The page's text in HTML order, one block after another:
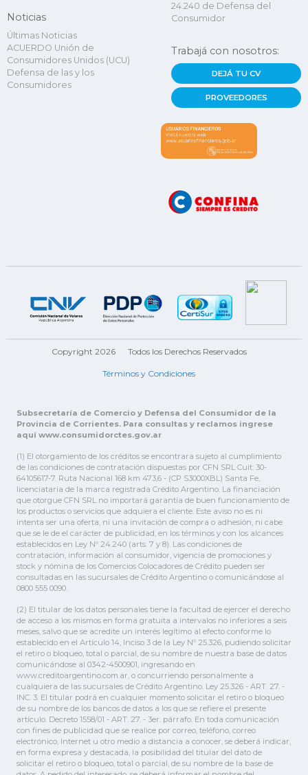
Noticias
Últimas Noticias
ACUERDO Unión de
Consumidores Unidos (UCU)
Defensa de las y los
Consumidores
24.240 de Defensa del
Consumidor
Trabajá con nosotros:
DEJÁ TU CV
PROVEEDORES
Copyright 2026 Todos los Derechos Reservados
Términos y Condiciones
Subsecretaría de Comercio y Defensa del Consumidor de la
Provincia de Corrientes. Para consultas y reclamos ingrese
aquí www.consumidorctes.gov.ar
(1) El otorgamiento de los créditos se encontrara sujeto al cumplimiento
de las condiciones de contratación dispuestas por CFN SRL Cuit: 30-
64105617-7. Ruta Nacional 168 km 473,6 - (CP S3000XBL) Santa Fe,
licenciataria de la marca registrada Crédito Argentino. La financiación
que otorgue CFN SRL no importará garantía de buen funcionamiento de
los productos o servicios que adquiera el cliente. Este aviso no es ni
intenta ser una oferta, ni una invitación de compra o adhesión, ni cabe
que se le de el carácter de publicidad, en los términos y con los alcances
establecidos en Ley Nº 24.240 (arts. 7 y 8). Las condiciones de
contratación, información al consumidor, vigencia de promociones y
stock y nómina de los Comercios Colocadores de Crédito pueden ser
consultadas en las sucursales de Crédito Argentino o comunicándose al
0800 555 0090.
(2) El titular de los datos personales tiene la facultad de ejercer el derecho
de acceso a los mismos en forma gratuita a intervalos no inferiores a seis
meses, salvo que se acredite un interés legítimo al efecto conforme lo
establecido en el Artículo 14, Inciso 3 de la Ley Nº 25.326, pudiendo solicitar
el retiro o bloqueo, total o parcial, de su nombre de nuestra base de datos
comunicándose al 0342-4500901, ingresando en
www.creditoargentino.com.ar, o concurriendo personalmente a
cualquiera de las sucursales de Crédito Argentino. Ley 25.326 - ART. 27. -
INC. 3. El titular podrá en cualquier momento solicitar el retiro o bloqueo
de su nombre de los bancos de datos a los que se refiere el presente
artículo. Decreto 1558/01 - ART. 27. - 3er. párrafo. En toda comunicación
con fines de publicidad que se realice por correo, teléfono, correo
electrónico, Internet u otro medio a distancia a conocer, se deberá indicar,
en forma expresa y destacada, la posibilidad del titular del dato de
solicitar el retiro o bloqueo, total o parcial, de su nombre de la base de